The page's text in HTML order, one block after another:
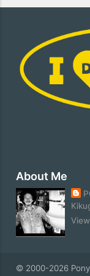
About Me
© 2000-2026